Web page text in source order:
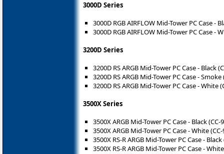
3000D Series
3000D RGB AIRFLOW Mid-Tower PC Case -
3000D RGB AIRFLOW Mid-Tower PC Case -
3200D Series
3200D RS ARGB Mid-Tower PC Case - Black
3200D RS ARGB Mid-Tower PC Case - Smoke
3200D RS ARGB Mid-Tower PC Case - White
3500X Series
3500X ARGB Mid-Tower PC Case - Black (CC-
3500X ARGB Mid-Tower PC Case - White
3500X RS-R ARGB Mid-Tower PC Case -
3500X RS-R ARGB Mid-Tower PC Case -